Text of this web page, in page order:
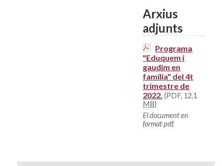
Arxius
adjunts
Programa
"Eduquem i
gaudim en
família" del 4t
trimestre de
2022. (PDF, 12,1
MB)
El document en
format pdf.